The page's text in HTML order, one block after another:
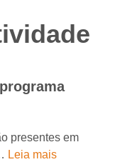
presentes em
Leia mais